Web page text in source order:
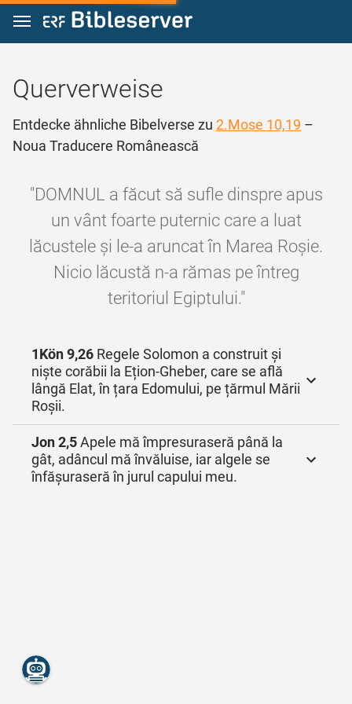
Zum Inhalt springen
Querverweise
Entdecke ähnliche Bibelverse zu 2.Mose 10,19 –
Noua Traducere Românească
"DOMNUL a făcut să sufle dinspre apus
un vânt foarte puternic care a luat
lăcustele și le‑a aruncat în Marea Roșie.
Nicio lăcustă n‑a rămas pe întreg
teritoriul Egiptului."
1Kön 9,26 Regele Solomon a construit și
niște corăbii la Ețion-Gheber, care se află
lângă Elat, în țara Edomului, pe țărmul Mării
Roșii.
Jon 2,5Apele mă împresuraseră până la
gât, adâncul mă învăluise, iar algele se
înfășuraseră în jurul capului meu.